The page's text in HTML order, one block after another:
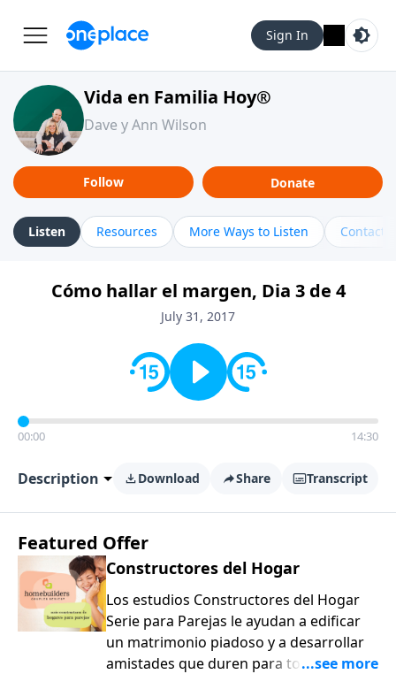
Sign In
Vida en Familia Hoy®
Dave y Ann Wilson
Follow Donate
Listen Resources More Ways to Listen Contact
Cómo hallar el margen, Dia 3 de 4
July 31, 2017
00:00 14:30
Description Download Share Transcript
Featured Offer
Constructores del Hogar
Los estudios Constructores del Hogar
Serie para Parejas le ayudan a edificar
un matrimonio piadoso y a desarrollar
amistades que duren para toda la vida.